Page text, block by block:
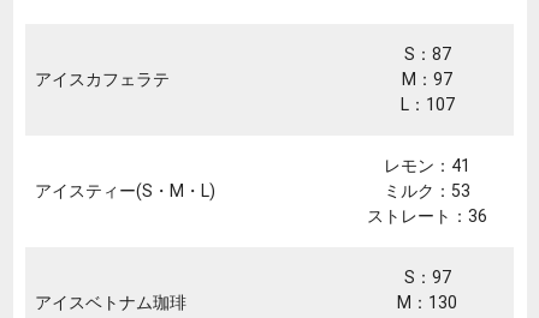
アイスカフェラテ
S：87
M：97
L：107
アイスティー(S・M・L)
レモン：41
ミルク：53
ストレート：36
アイスベトナム珈琲
S：97
M：130